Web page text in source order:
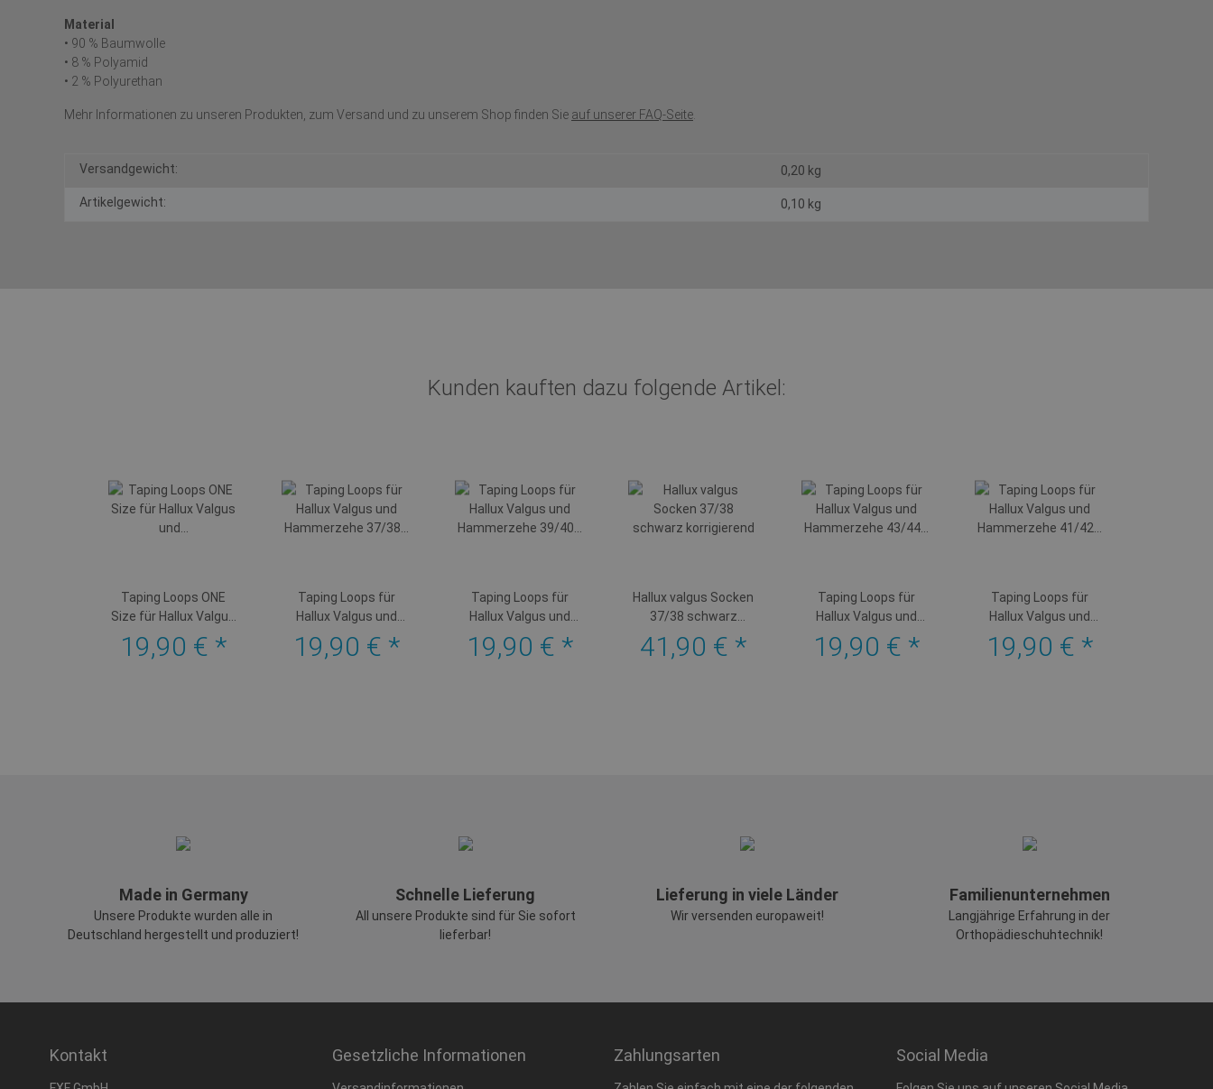
Material
• 90 % Baumwolle
• 8 % Polyamid
• 2 % Polyurethan
Mehr Informationen zu unseren Produkten, zum Versand und zu unserem Shop finden Sie auf unserer FAQ-Seite.
Versandgewicht: 0,20 kg
Artikelgewicht: 0,10 kg
Kunden kauften dazu folgende Artikel:
Taping Loops ONE
Size für Hallux Valgus
und Hammerzehe
beige
19,90 € *
Taping Loops für
Hallux Valgus und
Hammerzehe 37/38
blau
19,90 € *
Taping Loops für
Hallux Valgus und
Hammerzehe 39/40
beige
19,90 € *
Hallux valgus Socken
37/38 schwarz
korrigierend
41,90 € *
Taping Loops für
Hallux Valgus und
Hammerzehe 43/44
blau
19,90 € *
Taping Loops für
Hallux Valgus und
Hammerzehe 41/42
taupe
19,90 € *
Made in Germany
Unsere Produkte wurden alle in
Deutschland hergestellt und produziert!
Schnelle Lieferung
All unsere Produkte sind für Sie sofort
lieferbar!
Lieferung in viele Länder
Wir versenden europaweit!
Familienunternehmen
Langjährige Erfahrung in der
Orthopädieschuhtechnik!
Kontakt Gesetzliche Informationen Zahlungsarten Social Media